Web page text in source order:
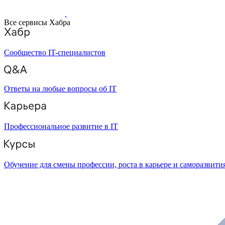
Все сервисы Хабра
Сообщество IT-специалистов
Ответы на любые вопросы об IT
Профессиональное развитие в IT
Обучение для смены профессии, роста в карьере и